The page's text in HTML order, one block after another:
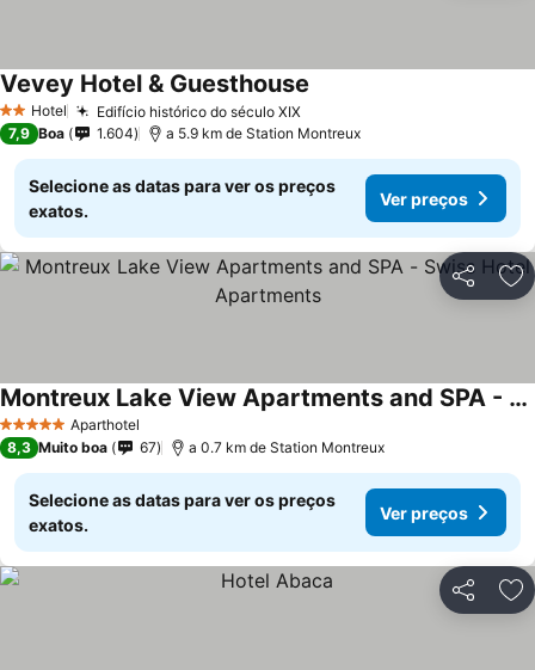
2 Estrelas
Hotel Edifício histórico do século XIXVer preços
Vevey Hotel & Guesthouse
7,9 Boa 1.604 a 5.9 km de Station Montreux
Selecione as datas para ver os preços
exatos.
Ver preços
Partilhar
5 Estrelas Aparthotel
Montreux Lake View Apartments and SPA - Swiss Hotel Apartments
Ver preços
8,3 Muito boa 67 a 0.7 km de Station Montreux
Selecione as datas para ver os preços
exatos.
Ver preços
Partilhar